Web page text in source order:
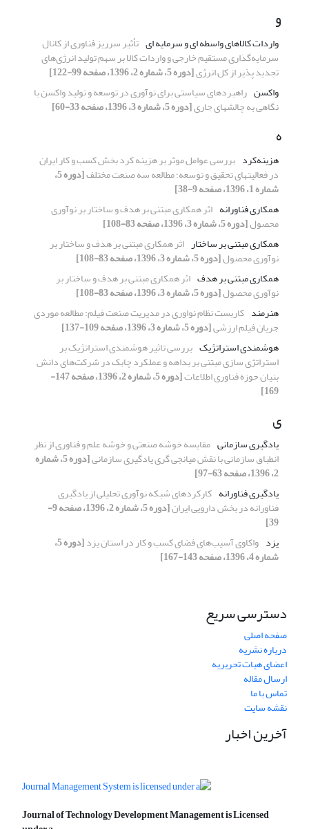
و
واردات کالاهای واسطه ای و سرمایه ای تأثیر سرریز فناوری از کانال
سرمایه‌گذاری مستقیم خارجی و واردات کالا بر سهم تولید انرژی‌های
تجدید پذیر از کل انرژی[دوره 5، شماره 2، 1396، صفحه 99-122]
واکسن راهبردهای سیاستی برای نوآوری در توسعه و تولید واکسن با
نگاهی به چالش‎های جاری [دوره 5، شماره 3، 1396، صفحه 33-60]
ه
هزینه‌کرد بررسی عوامل موثر بر هزینه کرد بخش کسب و کار ایران
در فعالیتهای تحقیق و توسعه؛ مطالعه سه صنعت مختلف [دوره 5،
شماره 1، 1396، صفحه 9-38]
همکاری فناورانه اثر همکاری مبتنی بر هدف و ساختار بر نوآوری
محصول[دوره 5، شماره 3، 1396، صفحه 83-108]
همکاری مبتنی بر ساختار اثر همکاری مبتنی بر هدف و ساختار بر
نوآوری محصول[دوره 5، شماره 3، 1396، صفحه 83-108]
همکاری مبتنی بر هدف اثر همکاری مبتنی بر هدف و ساختار بر
نوآوری محصول[دوره 5، شماره 3، 1396، صفحه 83-108]
هنرمند کاربست نظام نواوری در مدیریت صنعت فیلم: مطالعه موردی
جریان فیلم ارزشی[دوره 5، شماره 3، 1396، صفحه 109-137]
هوشمندی استراتژیک بررسی تاثیر هوشمندی استراتژیک بر
استراتژی سازی مبتنی بر بداهه و عملکرد چابک در شرکت‌های دانش
بنیان حوزه فناوری اطلاعات [دوره 5، شماره 2، 1396، صفحه 147-
169]
ی
یادگیری سازمانی مقایسه خوشه صنعتی و خوشه علم و فناوری از نظر
انطباق سازمانی با نقش میانجی گری یادگیری سازمانی [دوره 5، شماره
2، 1396، صفحه 63-97]
یادگیری فناورانه کارکردهای شبکه نوآوری تحلیلی از یادگیری
فناورانه در بخش دارویی ایران [دوره 5، شماره 2، 1396، صفحه 9-
39]
یزد واکاوی آسیب‌های فضای کسب و کار در استان یزد [دوره 5،
شماره 4، 1396، صفحه 143-167]
دسترسی سریع
صفحه اصلی
درباره نشریه
اعضای هیات تحریریه
ارسال مقاله
تماس با ما
نقشه سایت
آخرین اخبار
Journal of Technology Development Management is Licensed